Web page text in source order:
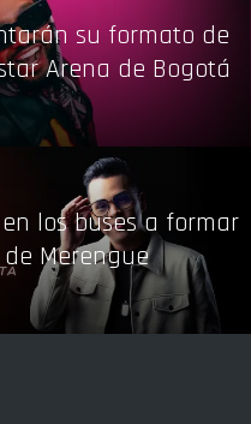
su formato de
Arena de Bogotá
en los buses a formar
Merengue